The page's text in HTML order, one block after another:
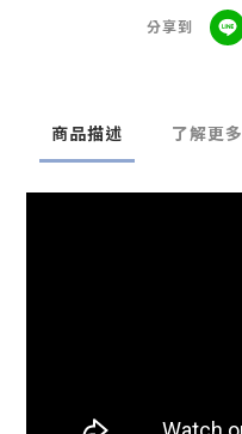
分享到
商品描述 了解更多